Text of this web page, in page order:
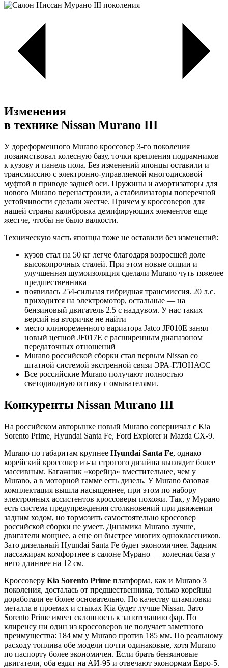
Изменения
в технике Nissan Murano III
У дореформенного Murano кроссовер 3-го поколения
позаимствовал колесную базу, точки крепления подрамников
к кузову и панель пола. Без изменений японцы оставили и
трансмиссию с электронно-управляемой многодисковой
муфтой в приводе задней оси. Пружины и амортизаторы для
нового Murano перенастроили, а стабилизаторы поперечной
устойчивости сделали жестче. Причем у кроссоверов для
нашей страны калибровка демпфирующих элементов еще
жестче, чтобы не было валкости.
Техническую часть японцы тоже не оставили без изменений:
кузов стал на 50 кг легче благодаря возросшей доле
высокопрочных сталей. При этом новые опции и
улучшенная шумоизоляция сделали Murano чуть тяжелее
предшественника
появилась 254-сильная гибридная трансмиссия. 20 л.с.
приходится на электромотор, остальные — на
бензиновый двигатель 2.5 с наддувом. У нас таких
версий на вторичке не найти
место клиноременного вариатора Jatco JF010E занял
новый цепной JF017E с расширенным диапазоном
передаточных отношений
Murano российской сборки стал первым Nissan со
штатной системой экстренной связи ЭРА-ГЛОНАСС
Все российские Murano получают полностью
светодиодную оптику с омывателями.
Конкуренты Nissan Murano III
На российском авторынке новый Murano соперничал с Kia
Sorento Prime, Hyundai Santa Fe, Ford Explorer и Mazda CX-9.
Murano по габаритам крупнее Hyundai Santa Fe, однако
корейский кроссовер из-за строгого дизайна выглядит более
массивным. Багажник «корейца» вместительнее, чем у
Murano, а в моторной гамме есть дизель. У Murano базовая
комплектация вышла насыщеннее, при этом по набору
электронных ассистентов кроссоверы похожи. Так, у Мурано
есть система предупреждения столкновений при движении
задним ходом, но тормозить самостоятельно кроссовер
российской сборки не умеет. Динамика Murano лучше,
двигатели мощнее, а еще он быстрее многих одноклассников.
Зато дизельный Hyundai Santa Fe будет экономичнее. Задним
пассажирам комфортнее в салоне Мурано — колесная база у
него длиннее на 12 см.
Кроссоверу Kia Sorento Prime платформа, как и Murano 3
поколения, досталась от предшественника, только корейцы
доработали ее более основательно. По качеству штамповки
металла в проемах и стыках Kia будет лучше Nissan. Зато
Sorento Prime имеет склонность к запотеванию фар. По
клиренсу ни один из кроссоверов не получает заметного
преимущества: 184 мм у Murano против 185 мм. По реальному
расходу топлива обе модели почти одинаковые, хотя Murano
по паспорту более экономичен. Если брать бензиновые
двигатели, оба ездят на АИ-95 и отвечают эконормам Евро-5.